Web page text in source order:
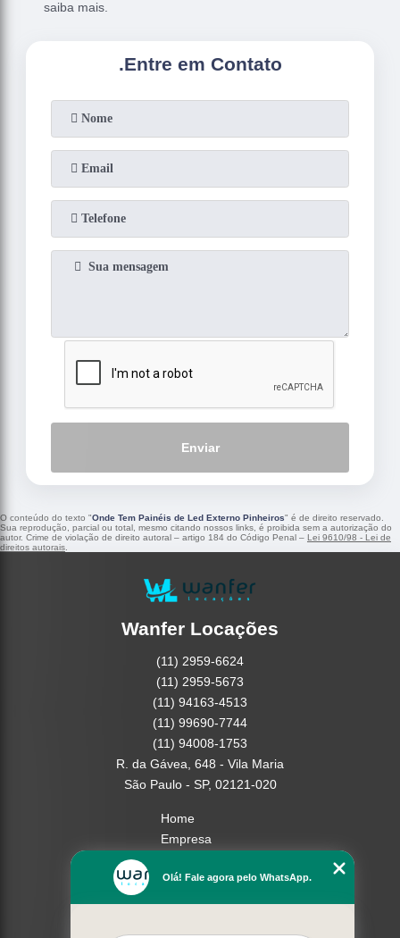
saiba mais.
.Entre em Contato
Enviar
O conteúdo do texto "Onde Tem Painéis de Led Externo Pinheiros" é de direito reservado.
Sua reprodução, parcial ou total, mesmo citando nossos links, é proibida sem a autorização do
autor. Crime de violação de direito autoral – artigo 184 do Código Penal – Lei 9610/98 - Lei de
direitos autorais
Wanfer Locações
(11) 2959-6624
(11) 2959-5673
(11) 94163-4513
(11) 99690-7744
(11) 94008-1753
R. da Gávea, 648 - Vila Maria
São Paulo - SP, 02121-020
Home
Empresa
Serviços
Olá! Fale agora pelo WhatsApp.